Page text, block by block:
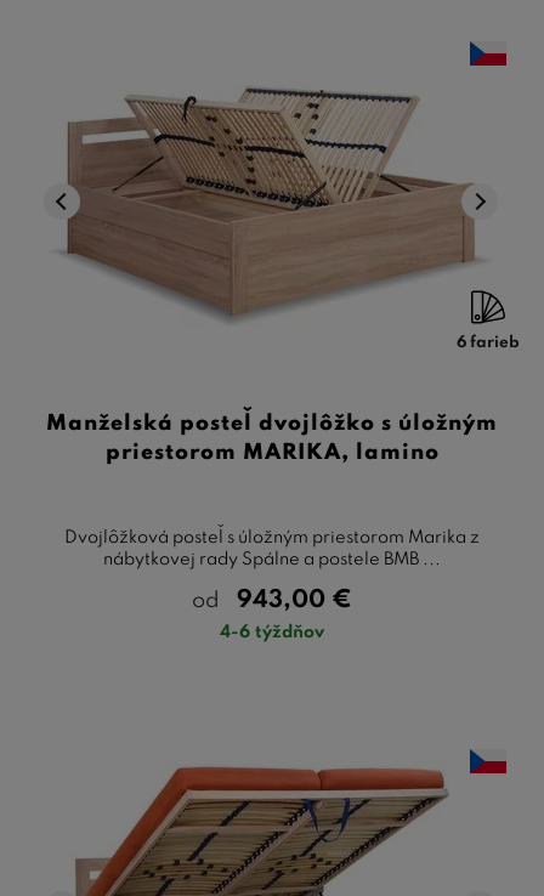
6 farieb
Manželská posteľ dvojlôžko s úložným
priestorom MARIKA, lamino
Dvojlôžková posteľ s úložným priestorom Marika z
nábytkovej rady Spálne a postele BMB ...
od 943,00 €
4-6 týždňov